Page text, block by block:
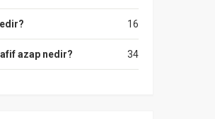
16
34
azap nedir?